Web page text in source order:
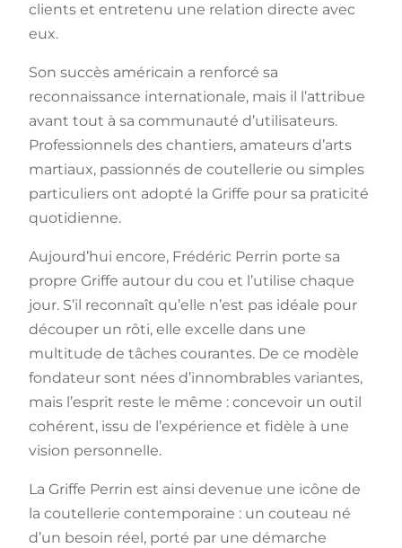
clients et entretenu une relation directe avec
eux.
Son succès américain a renforcé sa
reconnaissance internationale, mais il l’attribue
avant tout à sa communauté d’utilisateurs.
Professionnels des chantiers, amateurs d’arts
martiaux, passionnés de coutellerie ou simples
particuliers ont adopté la Griffe pour sa praticité
quotidienne.
Aujourd’hui encore, Frédéric Perrin porte sa
propre Griffe autour du cou et l’utilise chaque
jour. S’il reconnaît qu’elle n’est pas idéale pour
découper un rôti, elle excelle dans une
multitude de tâches courantes. De ce modèle
fondateur sont nées d’innombrables variantes,
mais l’esprit reste le même : concevoir un outil
cohérent, issu de l’expérience et fidèle à une
vision personnelle.
La Griffe Perrin est ainsi devenue une icône de
la coutellerie contemporaine : un couteau né
d’un besoin réel, porté par une démarche